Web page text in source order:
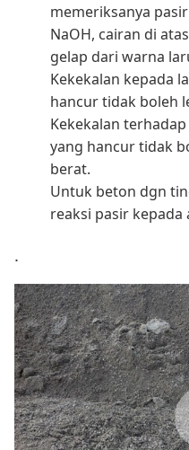
memeriksanya
NaOH, cairan di
gelap dari warna
Kekekalan kepada
hancur tidak boleh
Kekekalan
yang hancur tidak
berat.
Untuk beton dgn
reaksi pasir
.